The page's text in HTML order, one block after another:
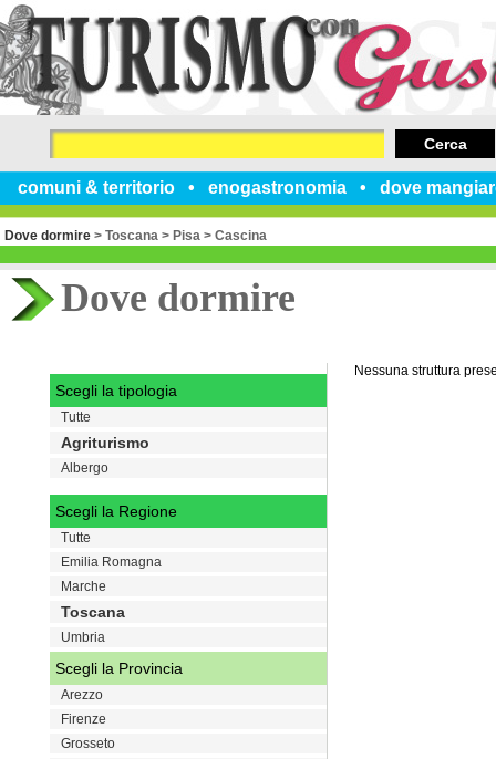
comuni & territorio enogastronomia dove
Cerca
Dove dormire > Toscana > Pisa > Cascina
Dove dormire
Nessuna struttura
Scegli la tipologia
Tutte
Agriturismo
Albergo
Scegli la Regione
Tutte
Emilia Romagna
Marche
Toscana
Umbria
Scegli la Provincia
Arezzo
Firenze
Grosseto